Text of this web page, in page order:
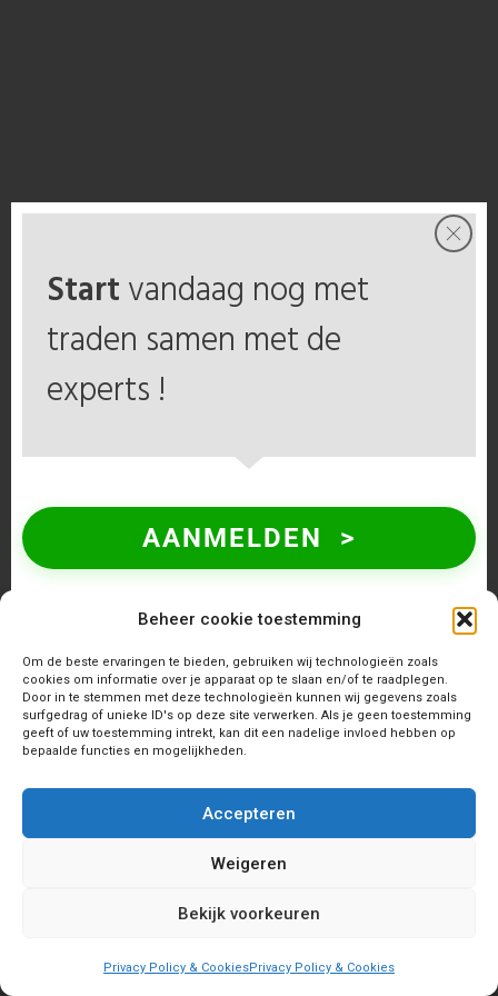
Beheer cookie toestemming
Om de beste ervaringen te bieden, gebruiken wij technologieën zoals
cookies om informatie over je apparaat op te slaan en/of te raadplegen.
Door in te stemmen met deze technologieën kunnen wij gegevens zoals
surfgedrag of unieke ID's op deze site verwerken. Als je geen toestemming
geeft of uw toestemming intrekt, kan dit een nadelige invloed hebben op
bepaalde functies en mogelijkheden.
Accepteren
Weigeren
Bekijk voorkeuren
Privacy Policy & CookiesPrivacy Policy & Cookies
Startvandaag nog met
traden samen met de
experts !
AANMELDEN >